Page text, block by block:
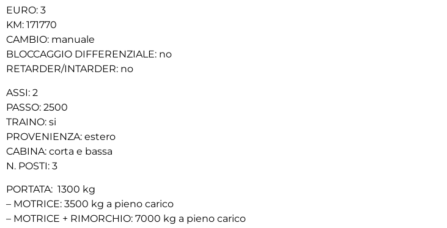
EURO: 3
KM: 171770
CAMBIO: manuale
BLOCCAGGIO DIFFERENZIALE: no
RETARDER/INTARDER: no
ASSI: 2
PASSO: 2500
TRAINO: si
PROVENIENZA: estero
CABINA: corta e bassa
N. POSTI: 3
PORTATA: 1300 kg
– MOTRICE: 3500 kg a pieno carico
– MOTRICE + RIMORCHIO: 7000 kg a pieno carico